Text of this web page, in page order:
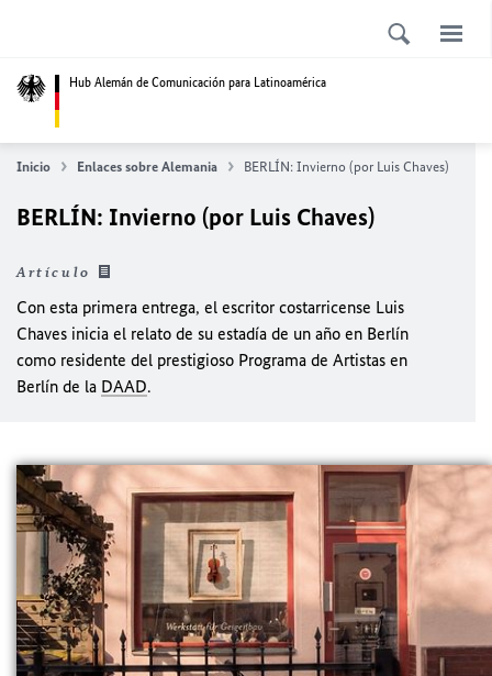
Hub Alemán de Comunicación para Latinoamérica
Inicio Enlaces sobre Alemania BERLÍN: Invierno (por Luis Chaves)
BERLÍN: Invierno (por Luis Chaves)
Artículo
Con esta primera entrega, el escritor costarricense Luis
Chaves inicia el relato de su estadía de un año en Berlín
como residente del prestigioso Programa de Artistas en
Berlín de la DAAD.